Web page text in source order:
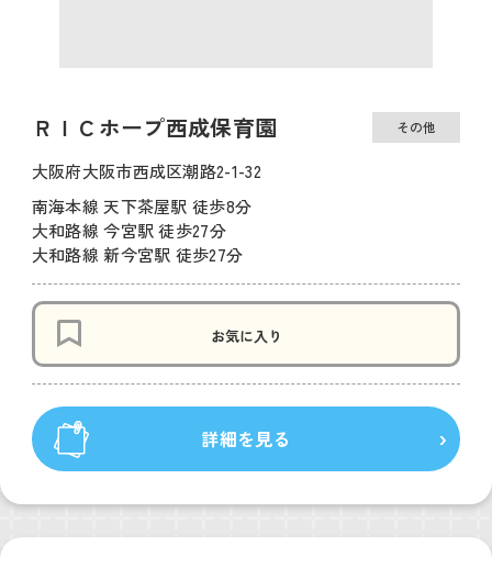
ＲＩＣホープ西成保育園 その他
大阪府大阪市西成区潮路2-1-32
南海本線 天下茶屋駅 徒歩8分
大和路線 今宮駅 徒歩27分
大和路線 新今宮駅 徒歩27分
お気に入り
詳細を見る